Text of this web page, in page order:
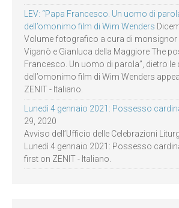
LEV: “Papa Francesco. Un uomo di
dell’omonimo film di Wim Wenders
Volume fotografico a cura di monsignor
Viganò e Gianluca della Maggiore The
Francesco. Un uomo di parola”, dietro le
dell’omonimo film di Wim Wenders
ZENIT - Italiano.
Lunedì 4 gennaio 2021: Possesso
29, 2020
Avviso dell’Ufficio delle Celebrazioni
Lunedì 4 gennaio 2021: Possesso
first on ZENIT - Italiano.